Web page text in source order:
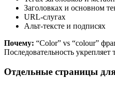
Заголовках и основном
URL-слугах
Альт-тексте и подписях
Почему: “Color” vs “colour”
Последовательность укрепляет
Отдельные страницы